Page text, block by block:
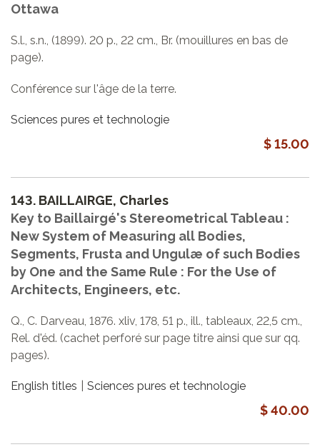
Ottawa
S.l., s.n., (1899). 20 p., 22 cm., Br. (mouillures en bas de
page).
Conférence sur l'âge de la terre.
Sciences pures et technologie
$ 15.00
143. BAILLAIRGE, Charles
Key to Baillairgé's Stereometrical Tableau :
New System of Measuring all Bodies,
Segments, Frusta and Ungulæ of such Bodies
by One and the Same Rule : For the Use of
Architects, Engineers, etc.
Q., C. Darveau, 1876. xliv, 178, 51 p., ill., tableaux, 22,5 cm.,
Rel. d'éd. (cachet perforé sur page titre ainsi que sur qq.
pages).
English titles Sciences pures et technologie
$ 40.00